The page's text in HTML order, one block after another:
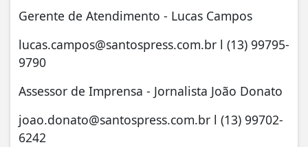
Gerente de Atendimento - Lucas Campos
lucas.campos@santospress.com.br l (13) 99795-
9790
Assessor de Imprensa - Jornalista João Donato
joao.donato@santospress.com.br l (13) 99702-
6242